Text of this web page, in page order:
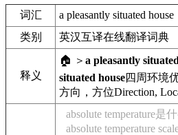
词汇
a pleasantly situated house
类别
英汉互译在线翻译词典
释义
🏠 ＞ a pleasantly
situated house四周环境
方向，方位Direction,
absolute temperature是
absolute temperature